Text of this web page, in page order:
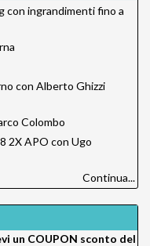
con ingrandimenti fino a
con Alberto Ghizzi
Colombo
2X APO con Ugo
Continua...
un COUPON sconto del